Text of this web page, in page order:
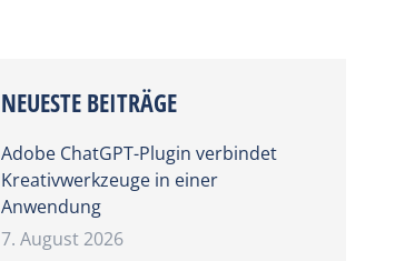
NEUESTE BEITRÄGE
Adobe ChatGPT-Plugin verbindet
Kreativwerkzeuge in einer
Anwendung
7. August 2026